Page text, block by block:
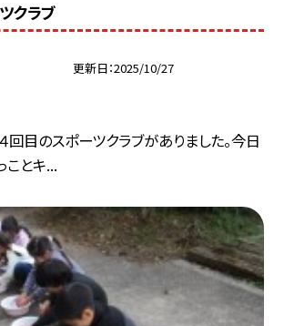
クラブ
更新日 2025/10/27
４回目のスポーツクラブがありました。今日
ことキ...